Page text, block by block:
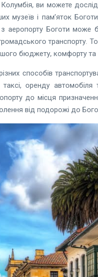
ви можете
музеїв і пам’яток
з аеропорту Боготи
транспорту.
бюджету, комфорту та
способів
оренду
до місця
від подорожі до